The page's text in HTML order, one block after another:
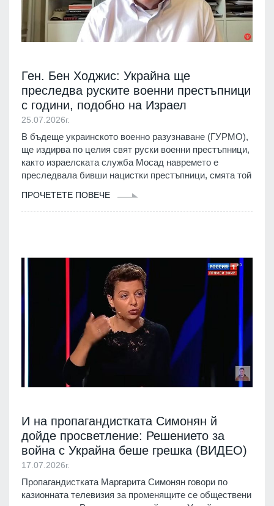
Ген. Бен Ходжис: Украйна ще
преследва руските военни престъпници
с години, подобно на Израел
25.07.2026г.
В бъдеще украинското военно разузнаване (ГУРМО),
ще издирва по целия свят руски военни престъпници,
както израелската служба Мосад навремето е
преследвала бивши нацистки престъпници, смята той
ПРОЧЕТЕТЕ ПОВЕЧЕ
И на пропагандистката Симонян й
дойде просветление: Решението за
война с Украйна беше грешка (ВИДЕО)
17.07.2026г.
Пропагандистката Маргарита Симонян говори по
казионната телевизия за променящите се обществени